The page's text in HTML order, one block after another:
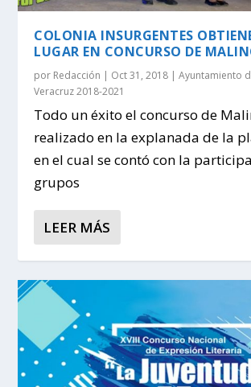
COLONIA INSURGENTES
LUGAR EN CONCURSO DE
por Redacción | Oct 31, 2018 |Ayuntamiento
Veracruz 2018-2021
Todo un éxito el concurso de
realizado en la explanada de la
en el cual se contó con la
grupos
LEER MÁS